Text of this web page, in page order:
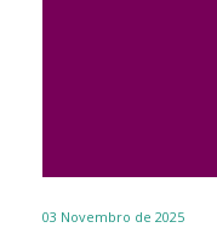
03 Novembro de 2025